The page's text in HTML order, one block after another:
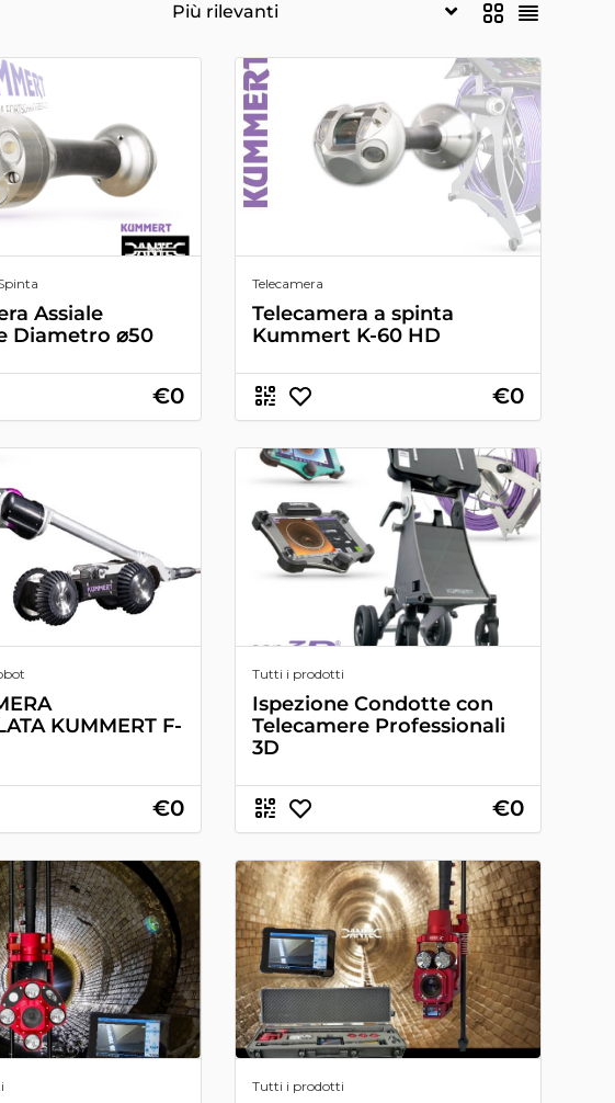
Assiale
Diametro ⌀50
€0
Telecamera
Telecamera a spinta
Kummert K-60 HD
€0
KUMMERT F-
€0
Tutti i prodotti
Ispezione Condotte con
Telecamere Professionali
3D
€0
Tutti i prodotti